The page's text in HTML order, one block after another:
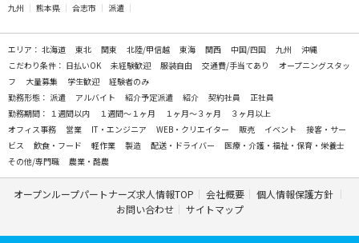
九州 熊本県 合志市 派遣
エリア： 北海道 東北 関東 北陸/甲信越 東海 関西 中国/四国 九州
沖縄
こだわり条件： 日払いOK 未経験歓迎 服装自由 交通費/手当てあり
オープニングスタッ
フ
大量募集 学生歓迎
経験者のみ
勤務形態： 派遣 アルバイト 紹介予定派遣 紹介 契約社員
正社員
勤務期間： １週間以内 １週間～１ヶ月 １ヶ月～３ヶ月
３ヶ月以上
オフィス事務
営業 IT・エンジニア WEB・クリエイター 販売 イベント
接客・サー
ビス
飲食・フード 軽作業 製造 配送・ドライバー
医療・介護・福祉・保育・栄養士
その他/専門職
農業・酪農
オープンループパートナーズ求人情報TOP 会社概要
個人情報保護方針
お問い合わせ
サイトマップ